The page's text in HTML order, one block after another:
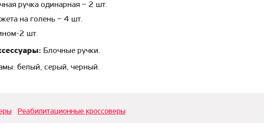
ручка одинарная – 2 шт.
на голень – 4 шт.
2 шт.
Блочные ручки.
белый, серый, черный.
Реабилитационные кроссоверы